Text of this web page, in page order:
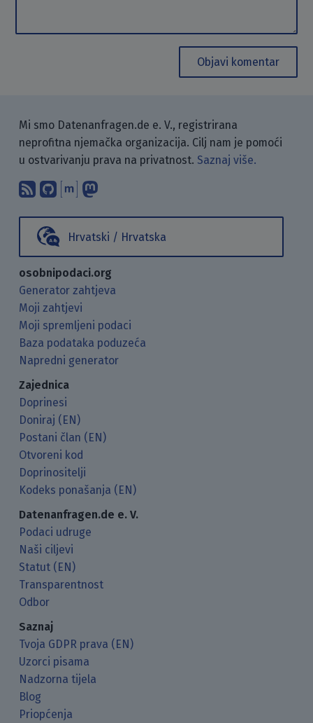
Objavi komentar
Mi smo Datenanfragen.de e. V., registrirana
neprofitna njemačka organizacija. Cilj nam je pomoći
u ostvarivanju prava na privatnost. Saznaj više.
Pretplati se na naš blog koristeći
Pronađi nas na GitHubu.
Raspravljaj s nama putem
Hrvatski / Hrvatska
osobnipodaci.org
Generator zahtjeva
Moji zahtjevi
Moji spremljeni podaci
Baza podataka poduzeća
Napredni generator
Zajednica
Doprinesi
Doniraj (EN)
Postani član (EN)
Otvoreni kod
Doprinositelji
Kodeks ponašanja (EN)
Datenanfragen.de e. V.
Podaci udruge
Naši ciljevi
Statut (EN)
Transparentnost
Odbor
Saznaj
Tvoja GDPR prava (EN)
Uzorci pisama
Nadzorna tijela
Blog
Priopćenja